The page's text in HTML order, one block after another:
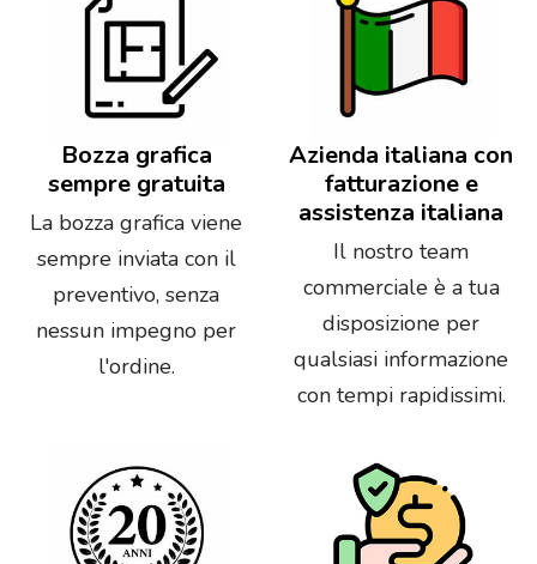
Bozza grafica
sempre gratuita
La bozza grafica viene
sempre inviata con il
preventivo, senza
nessun impegno per
l'ordine.
Azienda italiana con
fatturazione e
assistenza italiana
Il nostro team
commerciale è a tua
disposizione per
qualsiasi informazione
con tempi rapidissimi.